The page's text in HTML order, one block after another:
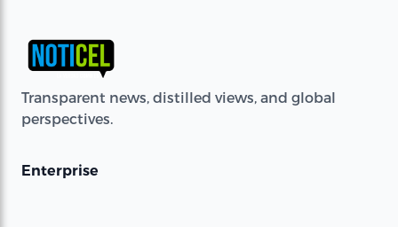
Transparent news, distilled views, and global
perspectives.
Enterprise